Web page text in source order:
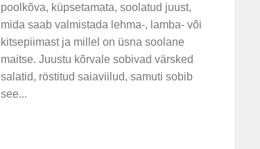
poolkõva, küpsetamata, soolatud juust,
mida saab valmistada lehma-, lamba- või
kitsepiimast ja millel on üsna soolane
maitse. Juustu kõrvale sobivad värsked
salatid, röstitud saiaviilud, samuti sobib
see...